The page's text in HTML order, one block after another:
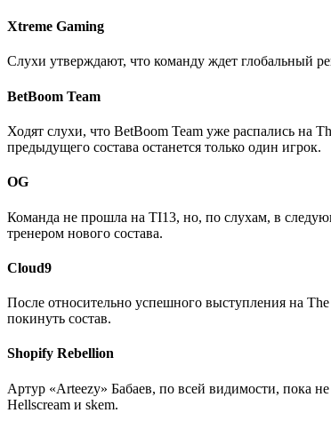
Xtreme Gaming
Слухи утверждают, что команду ждет глобальный
BetBoom Team
Ходят слухи, что BetBoom Team уже распались на
предыдущего состава останется только один игрок.
OG
Команда не прошла на TI13, но, по слухам, в
тренером нового состава.
Cloud9
После относительно успешного выступления на
покинуть состав.
Shopify Rebellion
Артур «Arteezy» Бабаев, по всей видимости, пока
Hellscream и skem.